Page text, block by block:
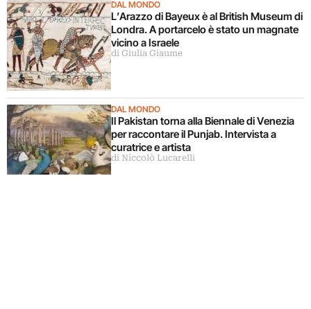
DAL MONDO
L’Arazzo di Bayeux è al British Museum di
Londra. A portarcelo è stato un magnate
vicino a Israele
di Giulia Giaume
DAL MONDO
Il Pakistan torna alla Biennale di Venezia
per raccontare il Punjab. Intervista a
curatrice e artista
di Niccolò Lucarelli